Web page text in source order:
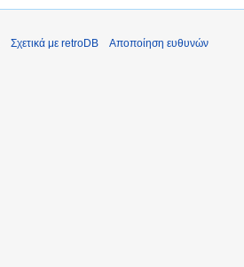
Σχετικά με retroDB Αποποίηση ευθυνών